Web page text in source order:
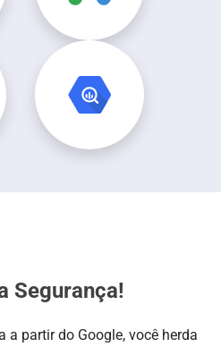
Segurança!
partir do Google, você herda